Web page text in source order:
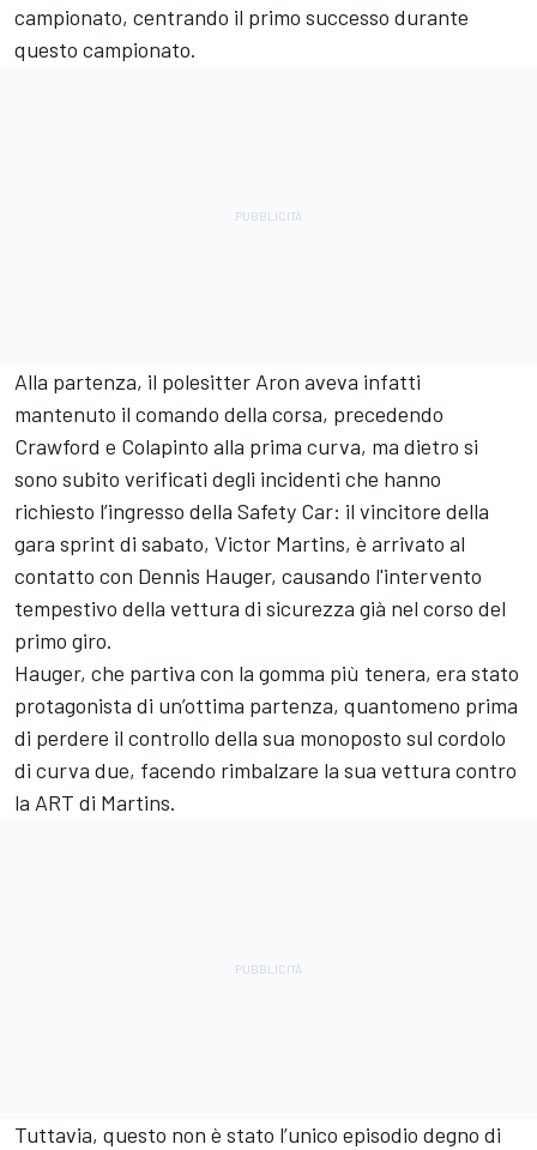
campionato, centrando il primo successo durante
questo campionato.
Alla partenza, il polesitter Aron aveva infatti
mantenuto il comando della corsa, precedendo
Crawford e Colapinto alla prima curva, ma dietro si
sono subito verificati degli incidenti che hanno
richiesto l’ingresso della Safety Car: il vincitore della
gara sprint di sabato, Victor Martins, è arrivato al
contatto con Dennis Hauger, causando l'intervento
tempestivo della vettura di sicurezza già nel corso del
primo giro.
Hauger, che partiva con la gomma più tenera, era stato
protagonista di un’ottima partenza, quantomeno prima
di perdere il controllo della sua monoposto sul cordolo
di curva due, facendo rimbalzare la sua vettura contro
la ART di Martins.
Tuttavia, questo non è stato l’unico episodio degno di